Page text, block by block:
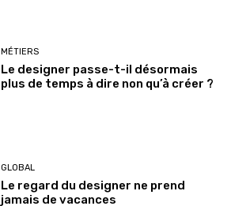
MÉTIERS
Le designer passe-t-il désormais
plus de temps à dire non qu’à créer ?
GLOBAL
Le regard du designer ne prend
jamais de vacances